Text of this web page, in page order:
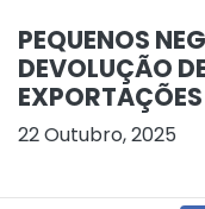
PEQUENOS
DEVOLUÇÃO
EXPORTAÇÕES
22 Outubro, 2025